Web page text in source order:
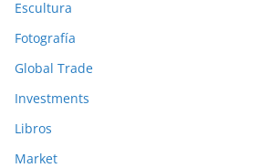
Escultura
Fotografía
Global Trade
Investments
Libros
Market